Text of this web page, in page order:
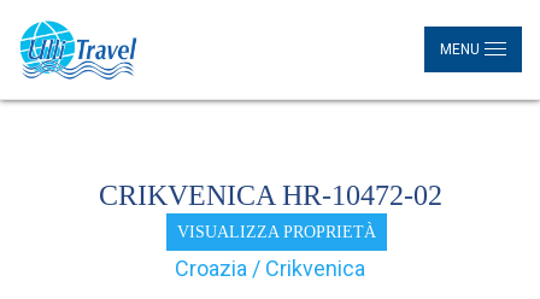
MENU
CRIKVENICA HR-10472-02
VISUALIZZA PROPRIETÀ
Croazia / Crikvenica